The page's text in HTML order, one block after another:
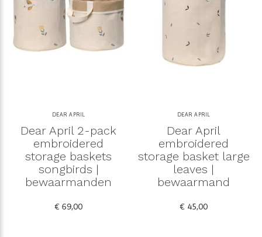
DEAR APRIL
Dear April 2-pack
embroidered
storage baskets
songbirds |
bewaarmanden
€ 69,00
DEAR APRIL
Dear April
embroidered
storage basket large
leaves |
bewaarmand
€ 45,00